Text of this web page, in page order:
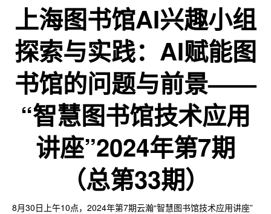
上海图书馆AI兴趣小组
探索与实践：AI赋能图
书馆的问题与前景——
“智慧图书馆技术应用
讲座”2024年第7期
（总第33期）
8月30日上午10点，2024年第7期云瀚“智慧图书馆技术应用讲座”